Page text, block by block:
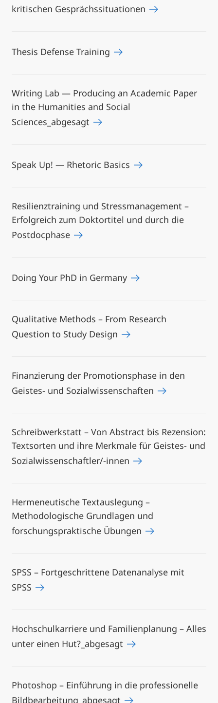
kritischen Gesprächssituationen
Thesis Defense Training
Writing Lab — Producing an Academic Paper
in the Humanities and Social
Sciences_abgesagt
Speak Up! — Rhetoric Basics
Resilienztraining und Stressmanagement –
Erfolgreich zum Doktortitel und durch die
Postdocphase
Doing Your PhD in Germany
Qualitative Methods – From Research
Question to Study Design
Finanzierung der Promotionsphase in den
Geistes- und Sozialwissenschaften
Schreibwerkstatt – Von Abstract bis Rezension:
Textsorten und ihre Merkmale für Geistes- und
Sozialwissenschaftler/-innen
Hermeneutische Textauslegung –
Methodologische Grundlagen und
forschungspraktische Übungen
SPSS – Fortgeschrittene Datenanalyse mit
SPSS
Hochschulkarriere und Familienplanung – Alles
unter einen Hut?_abgesagt
Photoshop – Einführung in die professionelle
Bildbearbeitung_abgesagt